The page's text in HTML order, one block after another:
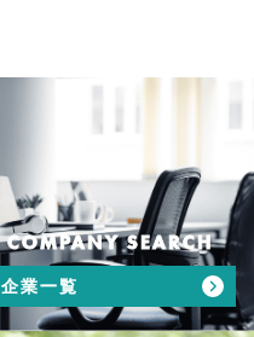
COMPANY SEARCH
企業一覧